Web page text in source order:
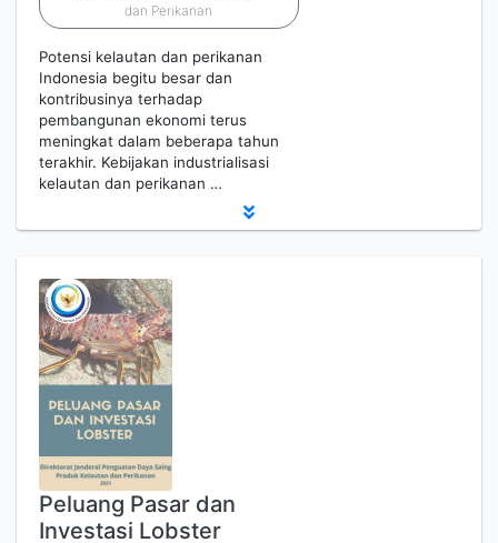
dan Perikanan
Potensi kelautan dan perikanan
Indonesia begitu besar dan
kontribusinya terhadap
pembangunan ekonomi terus
meningkat dalam beberapa tahun
terakhir. Kebijakan industrialisasi
kelautan dan perikanan …
Peluang Pasar dan
Investasi Lobster